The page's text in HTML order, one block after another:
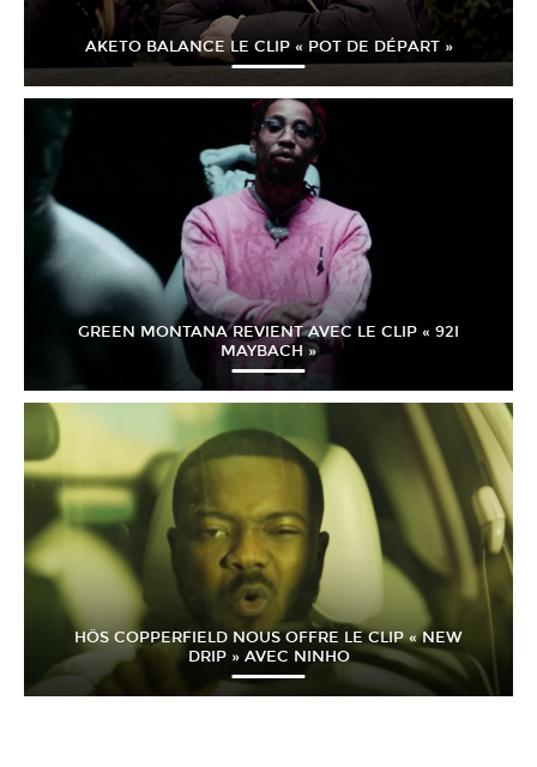
AKETO BALANCE LE CLIP « POT DE DÉPART »
GREEN MONTANA REVIENT AVEC LE CLIP « 92I
MAYBACH »
HÖS COPPERFIELD NOUS OFFRE LE CLIP « NEW
DRIP » AVEC NINHO